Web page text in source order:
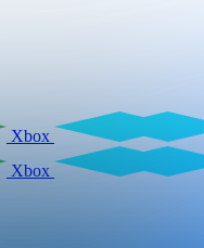
Xbox
Xbox